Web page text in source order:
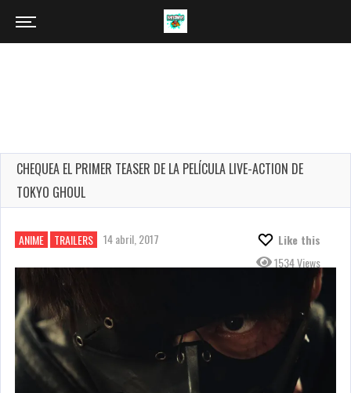
CHEQUEA EL PRIMER TEASER DE LA PELÍCULA LIVE-ACTION DE
TOKYO GHOUL
ANIME TRAILERS 14 abril, 2017
Like this
1534 Views